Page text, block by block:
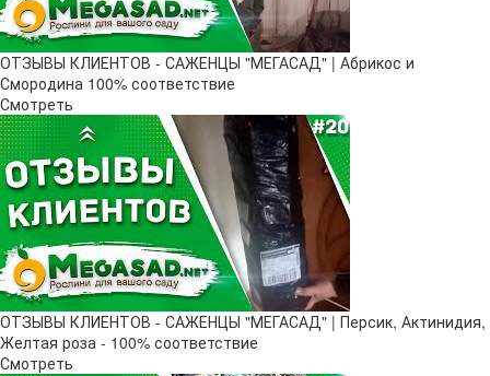
ОТЗЫВЫ КЛИЕНТОВ - САЖЕНЦЫ "МЕГАСАД" | Абрикос и
Смородина 100% соответствие
Смотреть
ОТЗЫВЫ КЛИЕНТОВ - САЖЕНЦЫ "МЕГАСАД" | Персик, Актинидия,
Желтая роза - 100% соответствие
Смотреть